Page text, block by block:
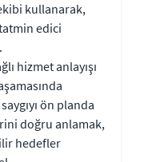
kullanarak,
edici
hizmet anlayışı
ön planda
doğru anlamak,
hedefler